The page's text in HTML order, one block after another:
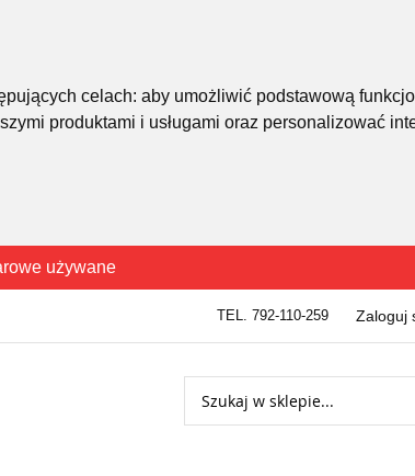
celach: aby umożliwić podstawową
produktami i usługami oraz personalizować
używane
TEL. 792-110-259 Zaloguj